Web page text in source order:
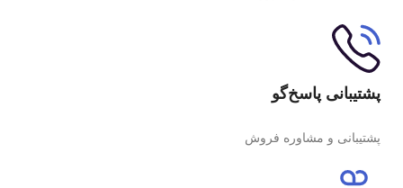
پشتیبانی پاسخ‌گو
پشتیبانی و مشاوره فروش